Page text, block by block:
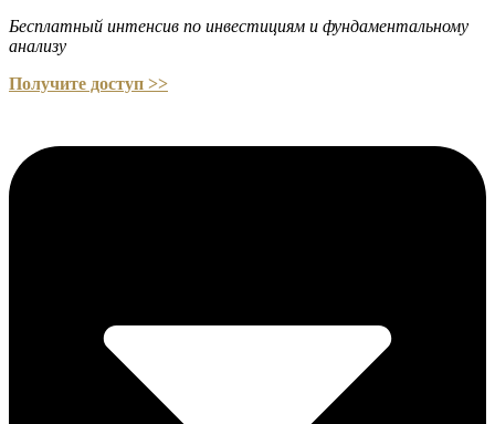
Бесплатный интенсив по инвестициям и фундаментальному
анализу
Получите доступ >>